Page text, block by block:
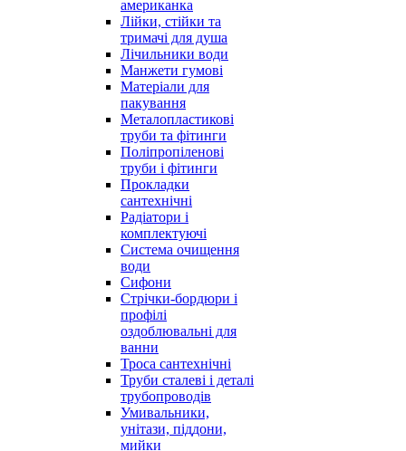
американка
Лійки, стійки та
тримачі для душа
Лічильники води
Манжети гумові
Матеріали для
пакування
Металопластикові
труби та фітинги
Поліпропіленові
труби і фітинги
Прокладки
сантехнічні
Радіатори і
комплектуючі
Система очищення
води
Сифони
Стрічки-бордюри і
профілі
оздоблювальні для
ванни
Троса сантехнічні
Труби сталеві і деталі
трубопроводів
Умивальники,
унітази, піддони,
мийки